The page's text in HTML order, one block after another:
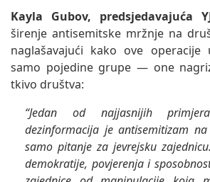
Kayla Gubov, predsjedavajuća
širenje antisemitske mržnje na
naglašavajući kako ove operacije
samo pojedine grupe — one
tkivo društva:
“Jedan od najjasnijih
dezinformacija je antisemitizam
samo pitanje za jevrejsku
demokratije, povjerenja i